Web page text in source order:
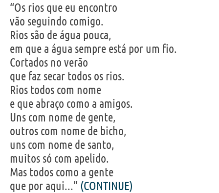
“Os rios que eu encontro
vão seguindo comigo.
Rios são de água pouca,
em que a água sempre está por um fio.
Cortados no verão
que faz secar todos os rios.
Rios todos com nome
e que abraço como a amigos.
Uns com nome de gente,
outros com nome de bicho,
uns com nome de santo,
muitos só com apelido.
Mas todos como a gente
que por aqui...” (CONTINUE)